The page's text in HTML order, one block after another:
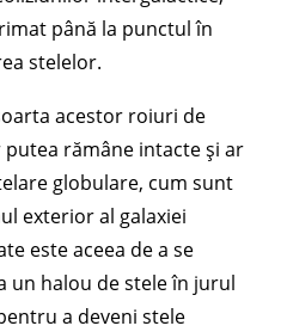
până la punctul în
stelelor.
acestor roiuri de
putea rămâne intacte și ar
globulare, cum sunt
exterior al galaxiei
este aceea de a se
un halou de stele în jurul
a deveni stele